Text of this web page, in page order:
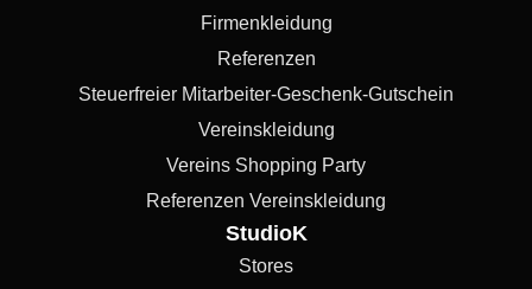
Firmenkleidung
Referenzen
Steuerfreier Mitarbeiter-Geschenk-Gutschein
Vereinskleidung
Vereins Shopping Party
Referenzen Vereinskleidung
StudioK
Stores